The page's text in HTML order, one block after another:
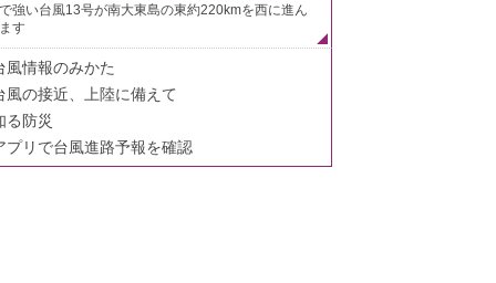
強い台風13号が南大東島の東約220kmを西に進ん
す
風情報のみかた
風の接近、上陸に備えて
る防災
プリで台風進路予報を確認